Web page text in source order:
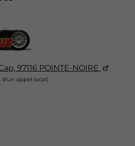
97116 POINTE-NOIRE